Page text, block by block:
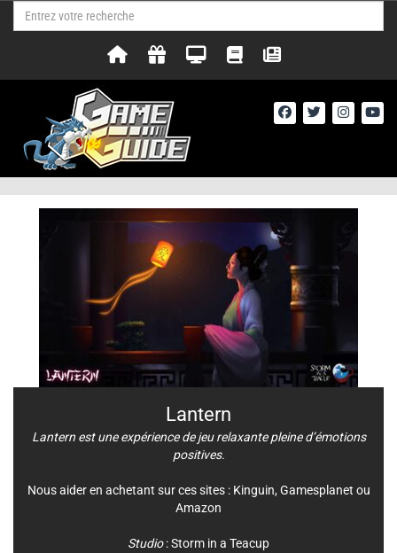
Lantern
Lantern est une expérience de jeu relaxante pleine d’émotions
positives.
Nous aider en achetant sur ces sites : Kinguin, Gamesplanet ou
Amazon
Studio:Storm in a Teacup